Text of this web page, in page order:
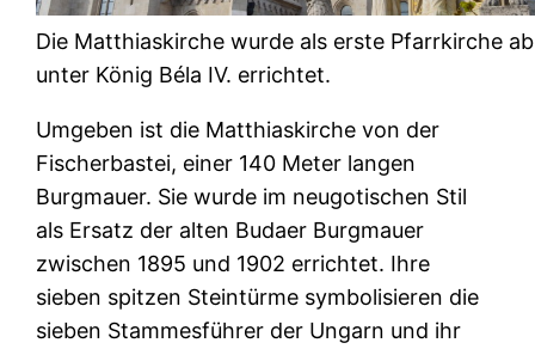
Die Matthiaskirche wurde als erste Pfarrkirche
unter König Béla IV. errichtet.
Umgeben ist die Matthiaskirche von der
Fischerbastei, einer 140 Meter langen
Burgmauer. Sie wurde im neugotischen Stil
als Ersatz der alten Budaer Burgmauer
zwischen 1895 und 1902 errichtet. Ihre
sieben spitzen Steintürme symbolisieren die
sieben Stammesführer der Ungarn und ihr